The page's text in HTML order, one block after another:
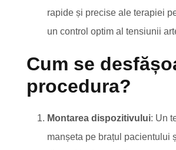
rapide și precise ale terapiei
un control optim al tensiunii
Cum se
procedura?
Montarea dispozitivului: Un
manșeta pe brațul pacientului